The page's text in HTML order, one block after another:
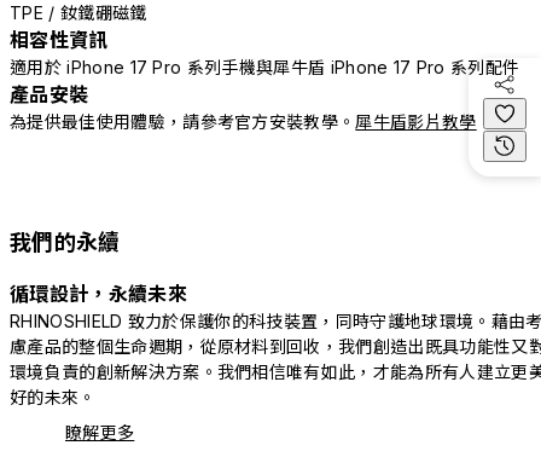
TPE / 釹鐵硼磁鐵
相容性資訊
適用於 iPhone 17 Pro 系列手機與犀牛盾 iPhone 17 Pro 系列配件
產品安裝
為提供最佳使用體驗，請參考官方安裝教學。 犀牛盾影片教學
我們的永續
循環設計，永續未來
RHINOSHIELD 致力於保護你的科技裝置，同時守護地球環境。藉由
慮產品的整個生命週期，從原材料到回收，我們創造出既具功能性又
環境負責的創新解決方案。我們相信唯有如此，才能為所有人建立更
好的未來。
瞭解更多